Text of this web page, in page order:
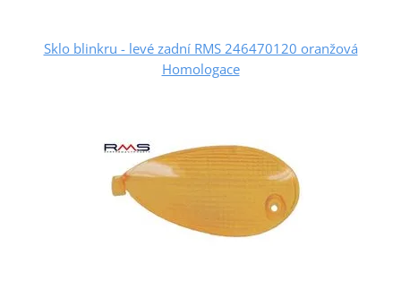
Sklo blinkru - levé zadní RMS 246470120 oranžová
Homologace